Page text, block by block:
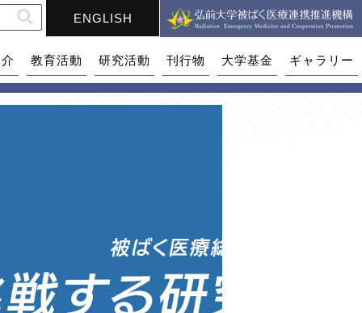
ENGLISH
教育活動 研究活動 刊行物 大学基金 ギャラリー